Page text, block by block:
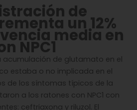
de
un 12%
media en
NPC1
acumulación de glutamato en el
estaba o no implicada en el
de los síntomas típicos de la
a los ratones con NPC1 con
ceftriaxona y riluzol. El